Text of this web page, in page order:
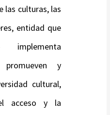
las culturas, las
entidad que
implementa
y
cultural,
acceso y la